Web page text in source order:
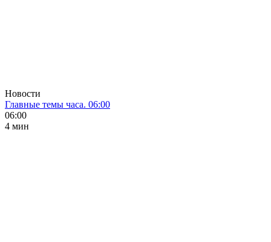
Новости
Главные темы часа. 06:00
06:00
4 мин